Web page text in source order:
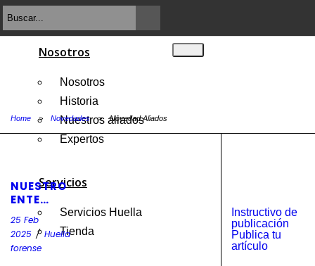
Nosotros
Nosotros
Historia
Nuestros aliados
Expertos
Servicios
Servicios Huella
Tienda
Home > Novedades > Novedad Aliados
NUESTRO
ENTE
CERTIFICADOR
25 Feb
2025 / Huella
forense
Instructivo de
publicación
Publica tu
artículo